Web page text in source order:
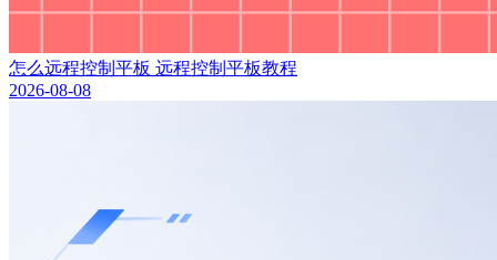
怎么远程控制平板 远程控制平板教程
2026-08-08